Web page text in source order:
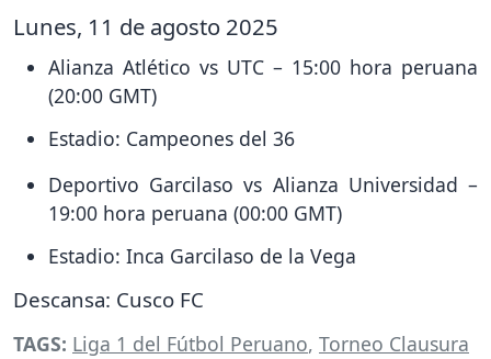
Lunes, 11 de agosto 2025
Alianza Atlético vs UTC – 15:00 hora peruana
(20:00 GMT)
Estadio: Campeones del 36
Deportivo Garcilaso vs Alianza Universidad –
19:00 hora peruana (00:00 GMT)
Estadio: Inca Garcilaso de la Vega
Descansa: Cusco FC
TAGS: Liga 1 del Fútbol Peruano, Torneo Clausura